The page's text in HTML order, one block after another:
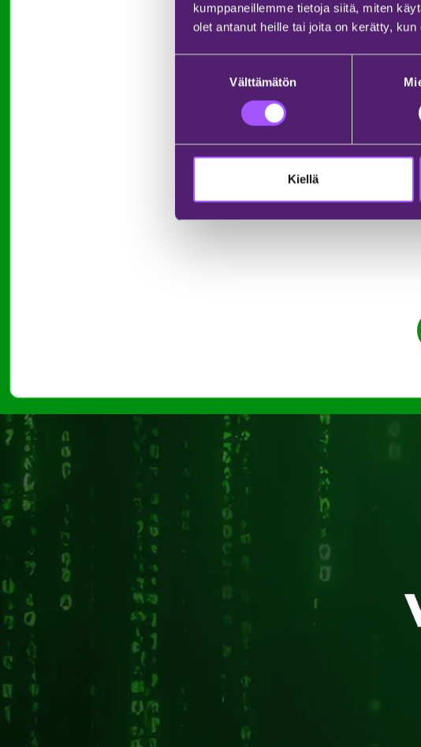
kumppaneillemme tietoja siitä, miten
olet antanut heille tai joita on kerätty,
Välttämätön
Kiellä